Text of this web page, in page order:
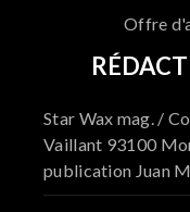
Offre
Star Wax mag. /
Vaillant 93100
publication Juan